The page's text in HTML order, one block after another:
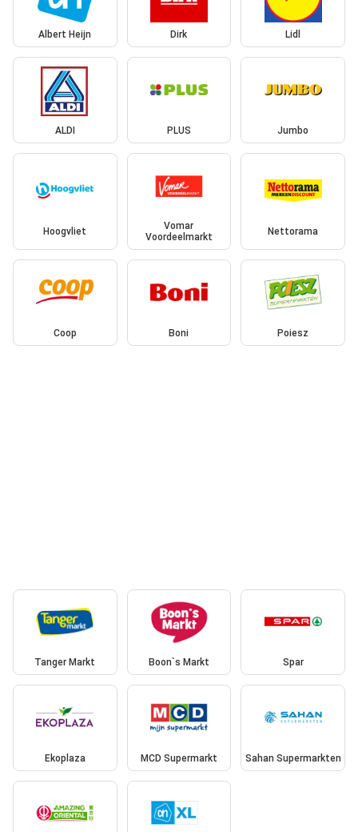
Albert Heijn Dirk Lidl
ALDI PLUS Jumbo
Hoogvliet
Vomar
Voordeelmarkt
Nettorama
Coop Boni Poiesz
Tanger Markt Boon`s Markt Spar
Ekoplaza MCD Supermarkt Sahan Supermarkten